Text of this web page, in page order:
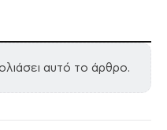
αυτό το άρθρο.